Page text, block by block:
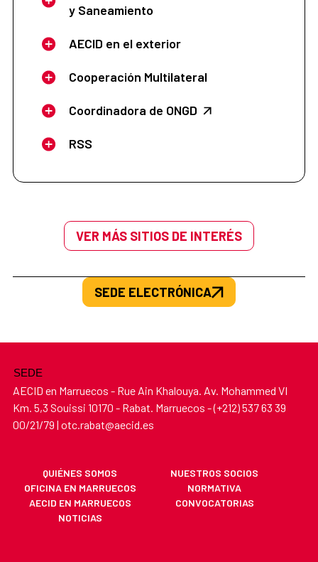
y Saneamiento
AECID en el exterior
Cooperación Multilateral
Coordinadora de ONGD
RSS
VER MÁS SITIOS DE INTERÉS
SEDE ELECTRÓNICA
SEDE
AECID en Marruecos - Rue Ain Khalouya. Av. Mohammed VI
Km. 5,3 Souissi 10170 - Rabat. Marruecos - (+212) 537 63 39
00/21/79 | otc.rabat@aecid.es
QUIÉNES SOMOS
NUESTROS SOCIOS
OFICINA EN MARRUECOS
NORMATIVA
AECID EN MARRUECOS
CONVOCATORIAS
NOTICIAS